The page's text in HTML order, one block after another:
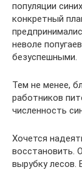
популяции
конкретный
неволе
безуспешными.
Тем не менее,
работников
численность
Хочется
восстановить.
вырубку лесов.